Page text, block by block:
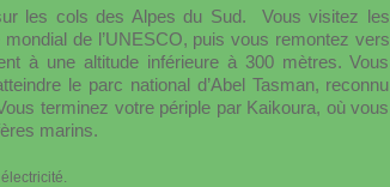
les cols des Alpes du Sud. Vous visitez les
de l’UNESCO, puis vous remontez vers
à une altitude inférieure à 300 mètres. Vous
le parc national d’Abel Tasman, reconnu
terminez votre périple par Kaikoura, où vous
marins.
électricité.